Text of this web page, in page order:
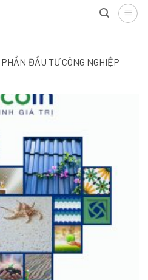
PHẦN ĐẦU TƯ CÔNG NGHIỆP